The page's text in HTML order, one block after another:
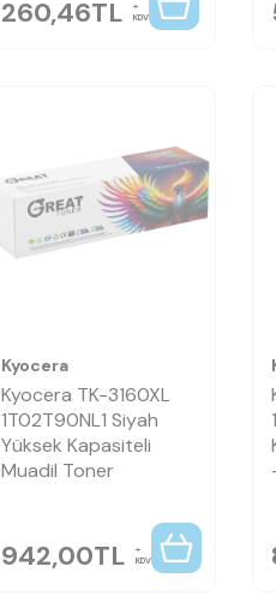
260,46TL KDV
Kyocera
Kyocera TK-3160XL
1T02T90NL1 Siyah
Yüksek Kapasiteli
Muadil Toner
942,00TL KDV